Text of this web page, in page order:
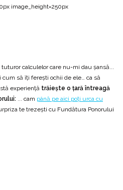
image_height=250px
calculelor care nu-mi dau șansă...
să îți ferești ochii de ele… ca să
experiență trăiește o țară întreagă
... cam până pe aici poți urca cu
te trezești cu Fundătura Ponorului